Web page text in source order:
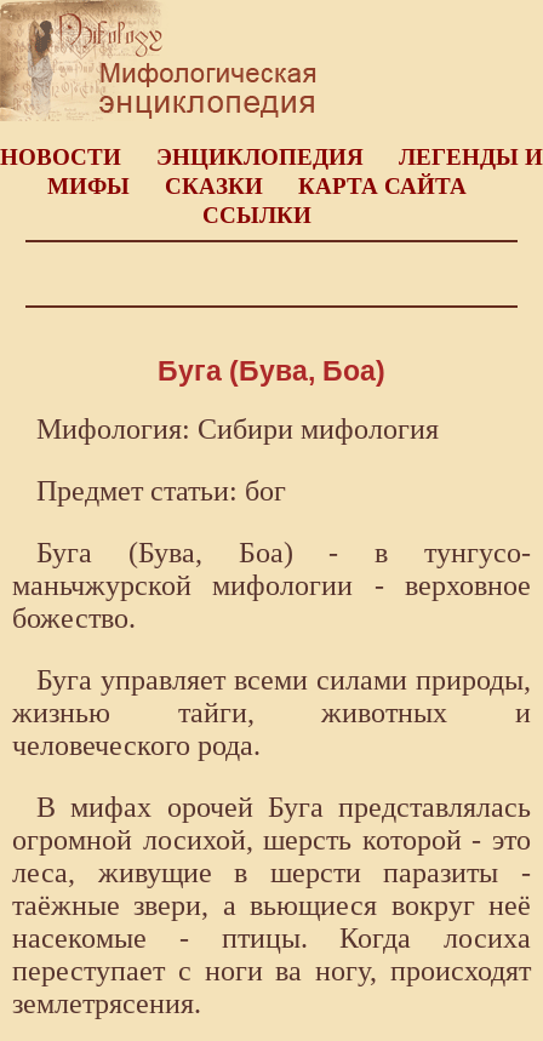
НОВОСТИ ЭНЦИКЛОПЕДИЯ
ЛЕГЕНДЫ И
МИФЫ
СКАЗКИ
КАРТА САЙТА
ССЫЛКИ
Буга (Бува, Боа)
Мифология: Сибири мифология
Предмет статьи: бог
Буга (Бува, Боа) - в тунгусо-
маньчжурской мифологии - верховное
божество.
Буга управляет всеми силами природы,
жизнью тайги, животных и
человеческого рода.
В мифах орочей Буга представлялась
огромной лосихой, шерсть которой - это
леса, живущие в шерсти паразиты -
таёжные звери, а вьющиеся вокруг неё
насекомые - птицы. Когда лосиха
переступает с ноги ва ногу, происходят
землетрясения.